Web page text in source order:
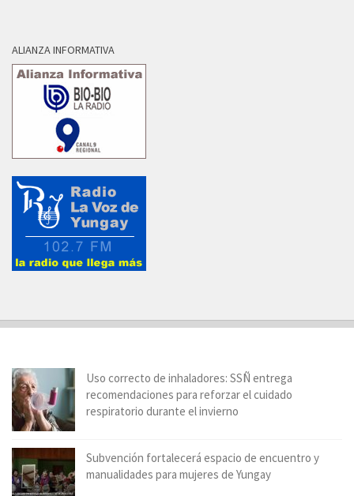
ALIANZA INFORMATIVA
Uso correcto de inhaladores: SSÑ entrega
recomendaciones para reforzar el cuidado
respiratorio durante el invierno
Subvención fortalecerá espacio de encuentro y
manualidades para mujeres de Yungay